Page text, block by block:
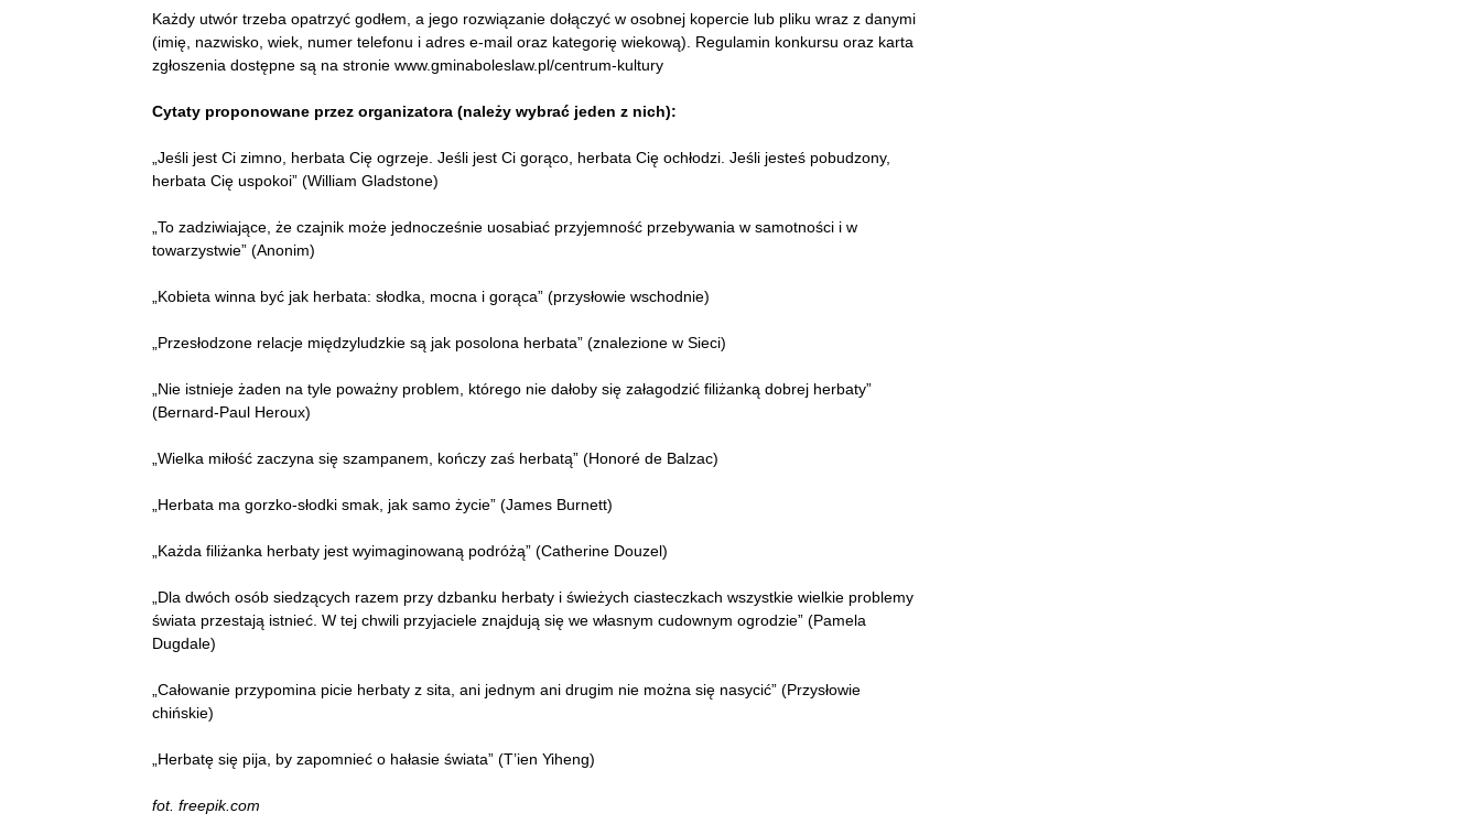
Każdy utwór trzeba opatrzyć godłem, a jego rozwiązanie dołączyć w osobnej kopercie lub pliku wraz z danymi
(imię, nazwisko, wiek, numer telefonu i adres e-mail oraz kategorię wiekową). Regulamin konkursu oraz karta
zgłoszenia dostępne są na stronie www.gminaboleslaw.pl/centrum-kultury
Cytaty proponowane przez organizatora (należy wybrać jeden z nich):
„Jeśli jest Ci zimno, herbata Cię ogrzeje. Jeśli jest Ci gorąco, herbata Cię ochłodzi. Jeśli jesteś pobudzony,
herbata Cię uspokoi” (William Gladstone)
„To zadziwiające, że czajnik może jednocześnie uosabiać przyjemność przebywania w samotności i w
towarzystwie” (Anonim)
„Kobieta winna być jak herbata: słodka, mocna i gorąca” (przysłowie wschodnie)
„Przesłodzone relacje międzyludzkie są jak posolona herbata” (znalezione w Sieci)
„Nie istnieje żaden na tyle poważny problem, którego nie dałoby się załagodzić filiżanką dobrej herbaty”
(Bernard-Paul Heroux)
„Wielka miłość zaczyna się szampanem, kończy zaś herbatą” (Honoré de Balzac)
„Herbata ma gorzko-słodki smak, jak samo życie” (James Burnett)
„Każda filiżanka herbaty jest wyimaginowaną podróżą” (Catherine Douzel)
„Dla dwóch osób siedzących razem przy dzbanku herbaty i świeżych ciasteczkach wszystkie wielkie problemy
świata przestają istnieć. W tej chwili przyjaciele znajdują się we własnym cudownym ogrodzie” (Pamela
Dugdale)
„Całowanie przypomina picie herbaty z sita, ani jednym ani drugim nie można się nasycić” (Przysłowie
chińskie)
„Herbatę się pija, by zapomnieć o hałasie świata” (T’ien Yiheng)
fot. freepik.com